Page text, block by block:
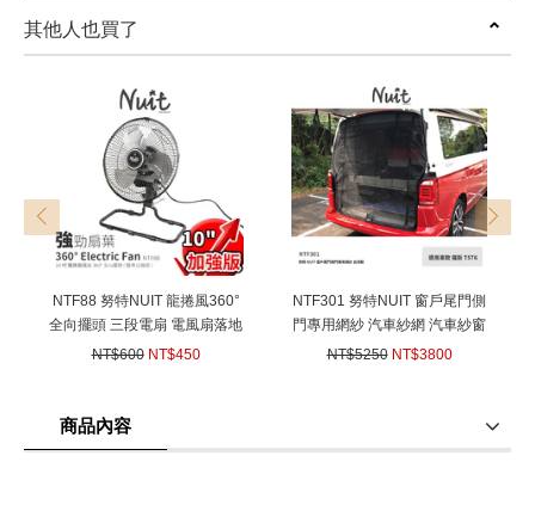
其他人也買了
NTF88 努特NUIT 龍捲風360°
全向擺頭 三段電扇 電風扇落地
扇空氣循環扇
NT$600 NT$450
NTF301 努特NUIT 窗戶尾門側
門專用網紗 汽車紗網 汽車紗窗
防蟲紗窗 (適用車款 福斯T5T6)
NT$5250 NT$3800
prev next
商品內容